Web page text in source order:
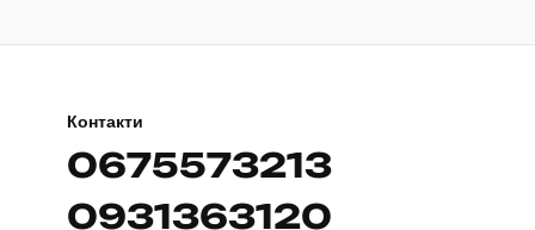
Контакти
0675573213
0931363120